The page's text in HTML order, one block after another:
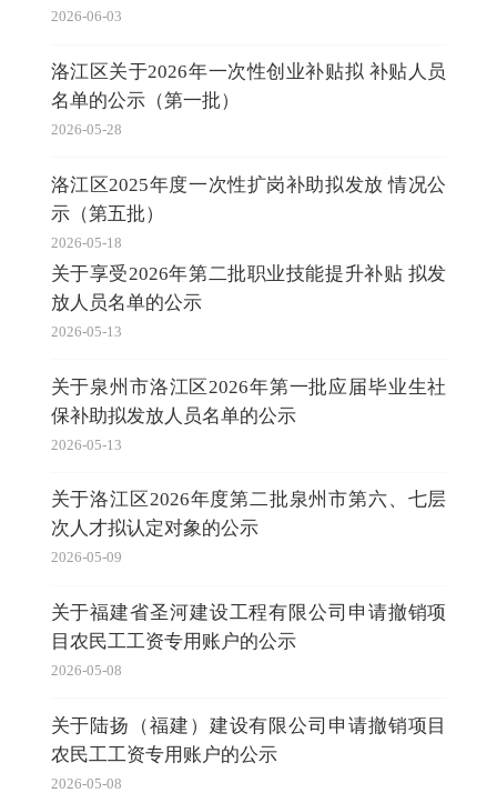
2026-06-03
洛江区关于2026年一次性创业补贴拟 补贴人员
名单的公示（第一批）
2026-05-28
洛江区2025年度一次性扩岗补助拟发放 情况公
示（第五批）
2026-05-18
关于享受2026年第二批职业技能提升补贴 拟发
放人员名单的公示
2026-05-13
关于泉州市洛江区2026年第一批应届毕业生社
保补助拟发放人员名单的公示
2026-05-13
关于洛江区2026年度第二批泉州市第六、七层
次人才拟认定对象的公示
2026-05-09
关于福建省圣河建设工程有限公司申请撤销项
目农民工工资专用账户的公示
2026-05-08
关于陆扬（福建）建设有限公司申请撤销项目
农民工工资专用账户的公示
2026-05-08